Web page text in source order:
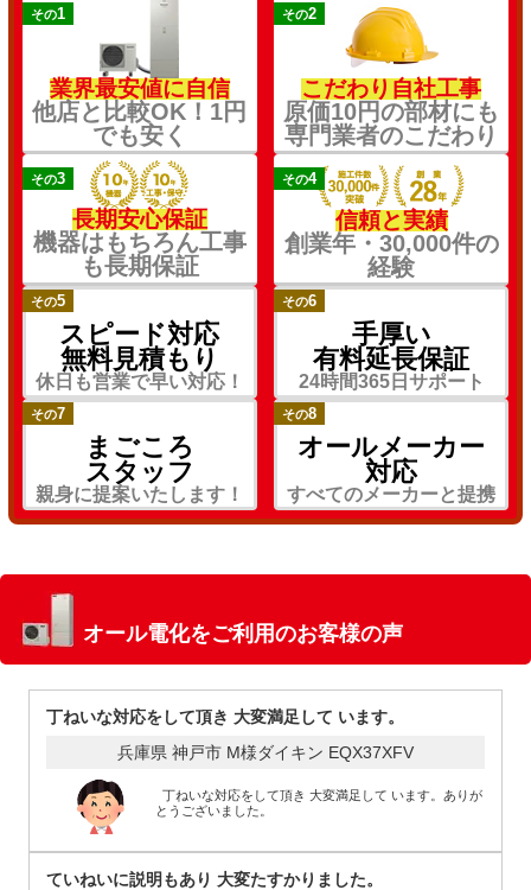
その1
業界最安値に自信
他店と比較OK！1円
でも安く
その2
こだわり自社工事
原価10円の部材にも
専門業者のこだわり
その3
長期安心保証
機器はもちろん工事
も長期保証
その4
信頼と実績
創業年・30,000件の
経験
その5
スピード対応
無料見積もり
休日も営業で早い対応！
その6
手厚い
有料延長保証
24時間365日サポート
その7
まごころ
スタッフ
親身に提案いたします！
その8
オールメーカー
対応
すべてのメーカーと提携
オール電化をご利用のお客様の声
丁ねいな対応をして頂き 大変満足して います。
兵庫県 神戸市 M様ダイキン EQX37XFV
丁ねいな対応をして頂き 大変満足して います。ありが
とうございました。
ていねいに説明もあり 大変たすかりました。